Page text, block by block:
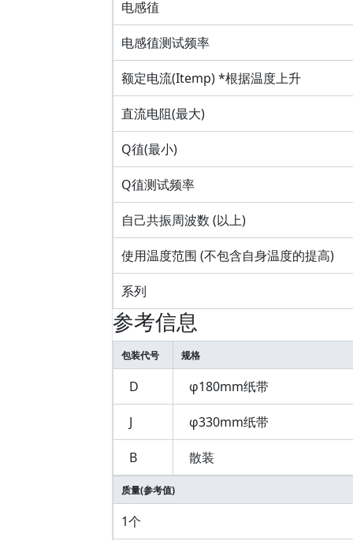
电感徝
电感徝测试频率
额定电流(Itemp) *根据温度上升
直流电阻(最大)
Q徝(最小)
Q徝测试频率
自己共振周波数 (以上)
使用温度范围 (不包含自身温度的提高)
系列
参考信息
包装代号 规格
D φ180mm纸带
J φ330mm纸带
B 散装
质量(参考值)
1个